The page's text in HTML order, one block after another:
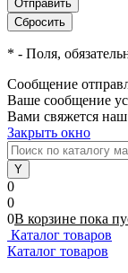
* - Поля,
Сообщение
Ваше сообщение
Вами свяжется
Закрыть окно
0
0
0В корзине пока
Каталог товаров
Каталог товаров